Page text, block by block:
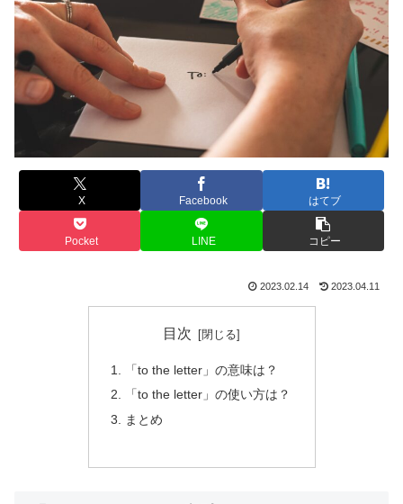
X Facebook はてブ
Pocket LINE コピー
2023.02.14 2023.04.11
目次
「to the letter」の意味は？
「to the letter」の使い方は？
まとめ